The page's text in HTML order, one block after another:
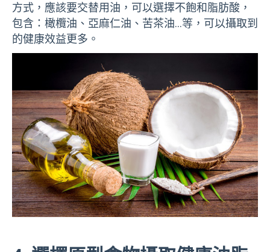
方式，應該要交替用油，可以選擇不飽和脂肪酸，
包含：橄欖油、亞麻仁油、苦茶油…等，可以攝取到
的健康效益更多。